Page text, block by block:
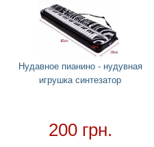
Костюмы
Головные уборы
Водный спорт
Круги
Матрасы
Пледы
Купальники
Нудавное пианино - нудувная
игрушка синтезатор
200 грн.